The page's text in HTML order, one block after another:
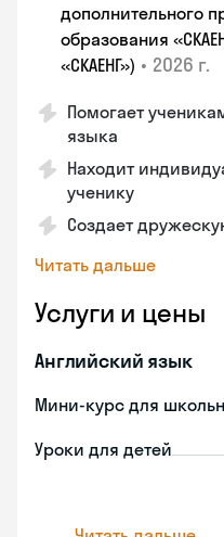
дополнительного
образования
«СКАЕНГ») • 2026 г.
Помогает
языка
Находит
ученику
Создает
Читать дальше
Услуги и цены
Английский язык
Мини-курс для
Уроки для детей